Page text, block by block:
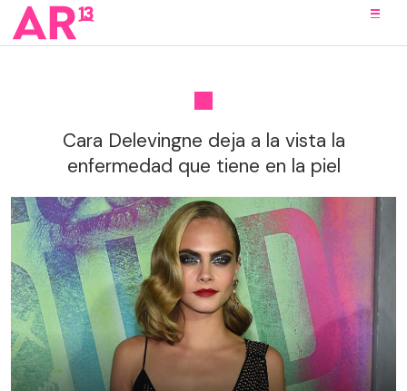
Cara Delevingne deja a la vista la
enfermedad que tiene en la piel